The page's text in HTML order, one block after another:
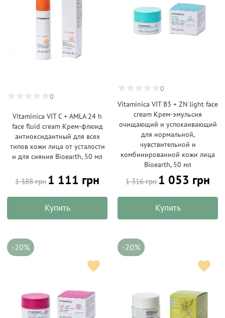
0
Vitaminica VIT C + AMLA 24 h
face fluid cream Крем-флюид
антиоксидантный для всех
типов кожи лица от усталости
и для сияния Bioearth, 50 мл
1 388 грн 1 111 грн
Купить
0
Vitaminica VIT B3 + ZN light face
cream Крем-эмульсия
очищающий и успокаивающий
для нормальной,
чувствительной и
комбинированной кожи лица
Bioearth, 50 мл
1 316 грн 1 053 грн
Купить
-20% -20%